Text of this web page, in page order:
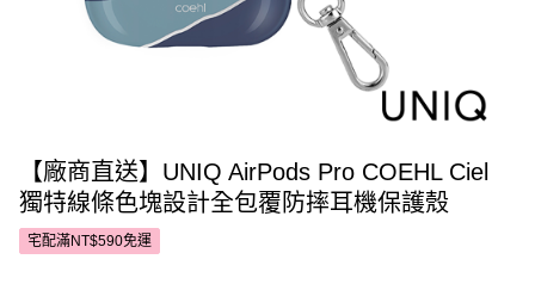
【廠商直送】UNIQ AirPods Pro COEHL Ciel
獨特線條色塊設計全包覆防摔耳機保護殼
宅配滿NT$590免運